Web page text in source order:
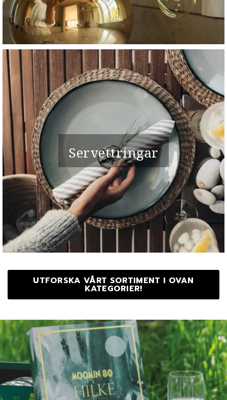
Servettringar
UTFORSKA VÅRT SORTIMENT I OVAN
KATEGORIER!